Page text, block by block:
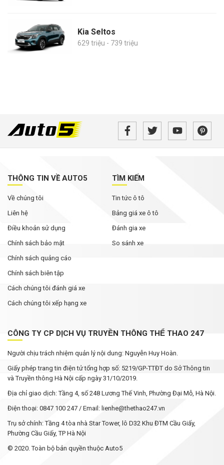
Kia Seltos
629 triệu - 739 triệu
THÔNG TIN VỀ AUTO5
Về chúng tôi
Liên hệ
Điều khoản sử dụng
Chính sách bảo mật
Chính sách quảng cáo
Chính sách biên tập
Cách chúng tôi đánh giá xe
Cách chúng tôi xếp hạng xe
TÌM KIẾM
Tin tức ô tô
Bảng giá xe ô tô
Đánh gia xe
So sánh xe
CÔNG TY CP DỊCH VỤ TRUYỀN THÔNG THỂ THAO 247
Người chịu trách nhiệm quản lý nội dung: Nguyễn Huy Hoàn.
Giấy phép trang tin điện tử tổng hợp số: 5219/GP-TTĐT do Sở Thông tin
và Truyền thông Hà Nội cấp ngày 31/10/2019.
Địa chỉ giao dịch: Tầng 4, số 248 Lương Thế Vinh, Phường Đại Mỗ, Hà Nội.
Điện thoại: 0847 100 247 / Email: lienhe@thethao247.vn
Trụ sở chính: Tầng 4 tòa nhà Star Tower, lô D32 Khu ĐTM Cầu Giấy,
Phường Cầu Giấy, TP Hà Nội
© 2020. Toàn bộ bản quyền thuộc Auto5